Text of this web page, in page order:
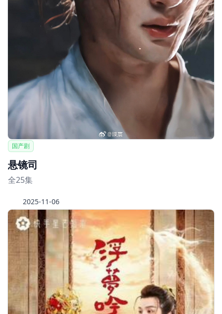
国产剧
悬镜司
全25集
2025-11-06